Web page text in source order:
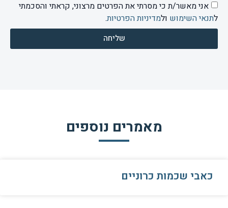
אני מאשר/ת כי מסרתי את הפרטים מרצוני, קראתי והסכמתי
לתנאי השימוש ולמדיניות הפרטיות.
שליחה
מאמרים נוספים
כאבי שכמות כרוניים